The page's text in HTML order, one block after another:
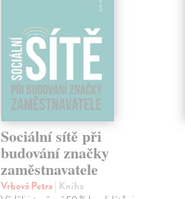
Sociální sítě při
budování značky
zaměstnavatele
Vrbová Petra| Kniha